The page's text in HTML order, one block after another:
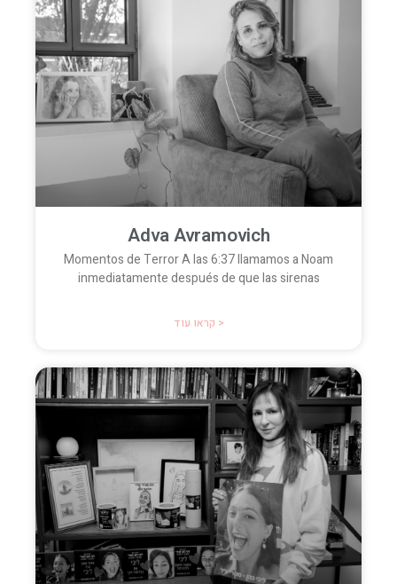
Adva Avramovich
Momentos de Terror A las 6:37 llamamos a Noam
inmediatamente después de que las sirenas
קראו עוד >